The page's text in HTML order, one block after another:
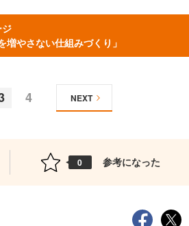
やさない仕組みづくり」
4 NEXT
0 参考になった